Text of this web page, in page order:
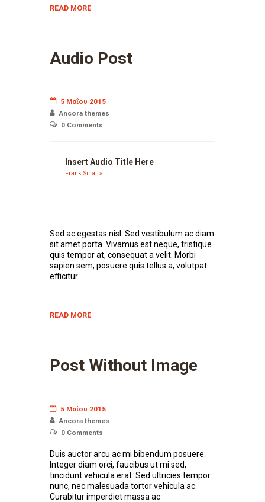
READ MORE
Audio Post
5 Μαΐου 2015
Ancora themes
0Comments
Insert Audio Title Here
Frank Sinatra
Sed ac egestas nisl. Sed vestibulum ac diam
sit amet porta. Vivamus est neque, tristique
quis tempor at, consequat a velit. Morbi
sapien sem, posuere quis tellus a, volutpat
efficitur
READ MORE
Post Without Image
5 Μαΐου 2015
Ancora themes
0Comments
Duis auctor arcu ac mi bibendum posuere.
Integer diam orci, faucibus ut mi sed,
tincidunt vehicula erat. Sed ultricies tempor
nunc, nec malesuada tortor vehicula ac.
Curabitur imperdiet massa ac